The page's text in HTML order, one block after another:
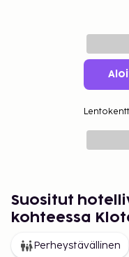
Suositut
kohteessa
Perheystävällinen